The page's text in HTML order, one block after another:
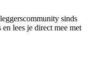
sinds
lees je direct mee met